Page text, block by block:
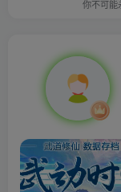
你不可能